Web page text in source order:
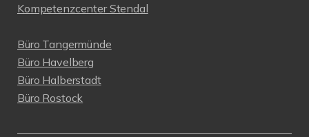
Kompetenzcenter Stendal
Büro Tangermünde
Büro Havelberg
Büro Halberstadt
Büro Rostock